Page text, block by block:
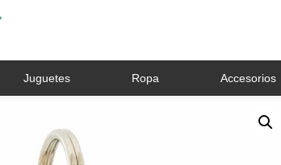
Juguetes Ropa Accesorios